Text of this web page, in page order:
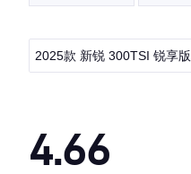
2025款 新锐 300TSI 锐享版
4.66